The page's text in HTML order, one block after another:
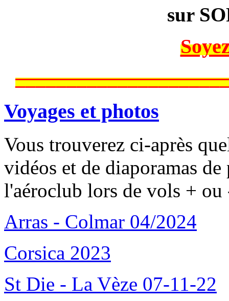
sur
Voyages et photos
Vous trouverez ci-après
vidéos et de diaporamas
l'aéroclub lors de vols + ou
Arras - Colmar 04/2024
Corsica 2023
St Die - La Vèze 07-11-22